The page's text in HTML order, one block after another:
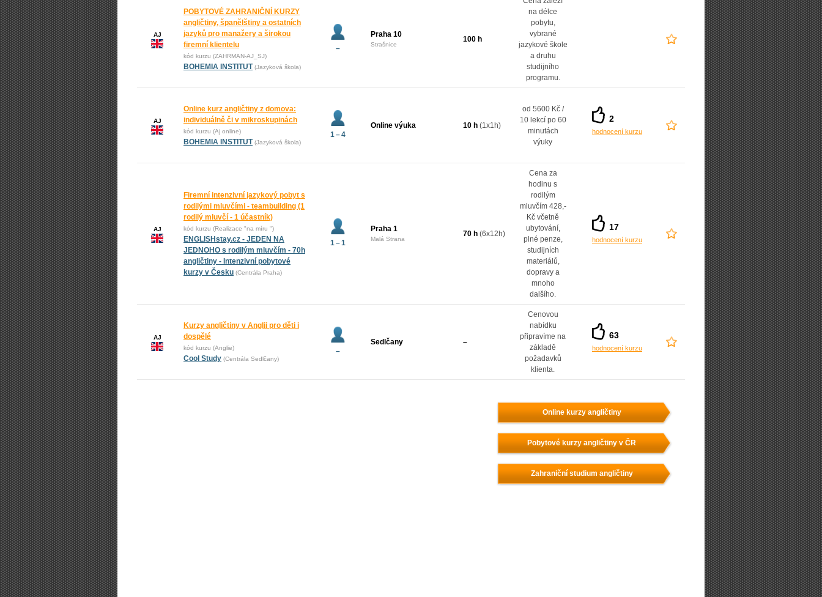
AJ
POBYTOVÉ ZAHRANIČNÍ KURZY
angličtiny, španělštiny a ostatních
jazyků pro manažery a širokou
firemní klientelu
kód kurzu (ZAHRMAN-AJ_SJ)
BOHEMIA INSTITUT (Jazyková škola)
–
Praha 10
Strašnice
100 h
na délce
pobytu,
vybrané
jazykové škole
a druhu
studijního
programu.
AJ
Online kurz angličtiny z domova:
individuálně či v mikroskupinách
kód kurzu (Aj online)
BOHEMIA INSTITUT (Jazyková škola)
1 – 4
Online výuka 10 h (1x1h)
od 5600 Kč /
10 lekcí po 60
minutách
výuky
2
hodnocení kurzu
AJ
Firemní intenzivní jazykový pobyt s
rodilými mluvčími - teambuilding (1
rodilý mluvčí - 1 účastník)
kód kurzu (Realizace "na míru ")
ENGLISHstay.cz - JEDEN NA
JEDNOHO s rodilým mluvčím - 70h
angličtiny - Intenzivní pobytové
kurzy v Česku (Centrála Praha)
1 – 1
Praha 1
Malá Strana
70 h (6x12h)
Cena za
hodinu s
rodilým
mluvčím 428,-
Kč včetně
ubytování,
plné penze,
studijních
materiálů,
dopravy a
mnoho
dalšího.
17
hodnocení kurzu
AJ
Kurzy angličtiny v Anglii pro děti i
dospělé
kód kurzu (Anglie)
Cool Study (Centrála Sedlčany)
–
Sedlčany –
Cenovou
nabídku
připravíme na
základě
požadavků
klienta.
63
hodnocení kurzu
Online kurzy angličtiny
Pobytové kurzy angličtiny v ČR
Zahraniční studium angličtiny